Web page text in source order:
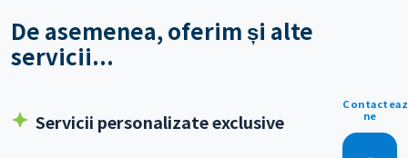
De asemenea, oferim și alte
servicii...
Servicii personalizate exclusive
ne